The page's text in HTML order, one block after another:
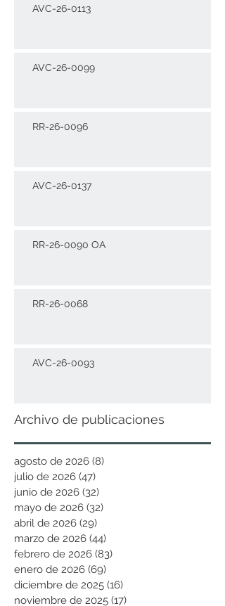
AVC-26-0113
AVC-26-0099
RR-26-0096
AVC-26-0137
RR-26-0090 OA
RR-26-0068
AVC-26-0093
Archivo de publicaciones
agosto de 2026 (8)
julio de 2026 (47)
junio de 2026 (32)
mayo de 2026 (32)
abril de 2026 (29)
marzo de 2026 (44)
febrero de 2026 (83)
enero de 2026 (69)
diciembre de 2025 (16)
noviembre de 2025 (17)